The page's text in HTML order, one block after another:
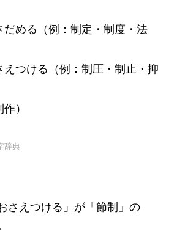
だめる（例：制定・制度・法
えつける（例：制圧・制止・抑
）
辞典
さえつける」が「節制」の